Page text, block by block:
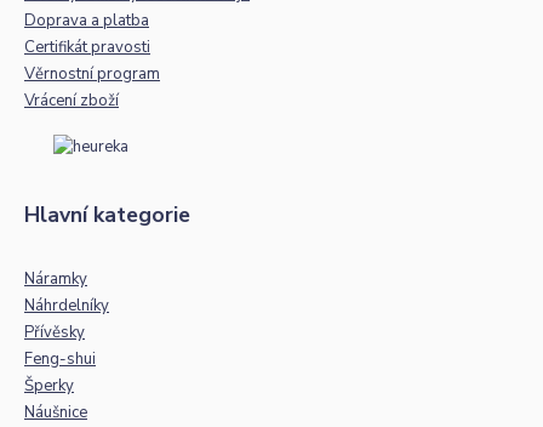
Doprava a platba
Certifikát pravosti
Věrnostní program
Vrácení zboží
Hlavní kategorie
Náramky
Náhrdelníky
Přívěsky
Feng-shui
Šperky
Náušnice